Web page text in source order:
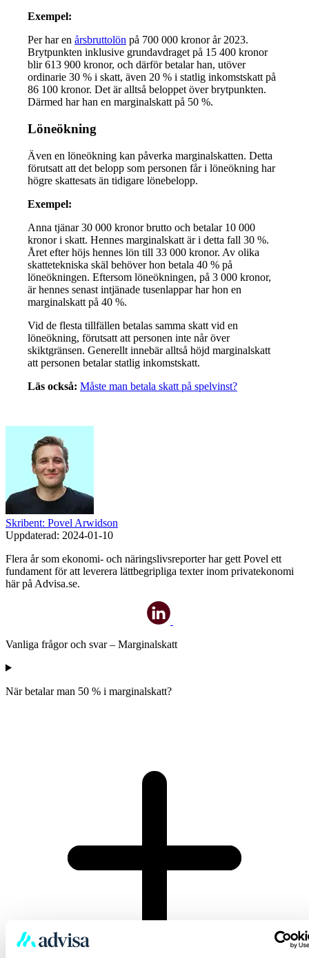
Exempel:
Per har en årsbruttolön på 700 000 kronor år 2023.
Brytpunkten inklusive grundavdraget på 15 400 kronor
blir 613 900 kronor, och därför betalar han, utöver
ordinarie 30 % i skatt, även 20 % i statlig inkomstskatt på
86 100 kronor. Det är alltså beloppet över brytpunkten.
Därmed har han en marginalskatt på 50 %.
Löneökning
Även en löneökning kan påverka marginalskatten. Detta
förutsatt att det belopp som personen får i löneökning har
högre skattesats än tidigare lönebelopp.
Exempel:
Anna tjänar 30 000 kronor brutto och betalar 10 000
kronor i skatt. Hennes marginalskatt är i detta fall 30 %.
Året efter höjs hennes lön till 33 000 kronor. Av olika
skattetekniska skäl behöver hon betala 40 % på
löneökningen. Eftersom löneökningen, på 3 000 kronor,
är hennes senast intjänade tusenlappar har hon en
marginalskatt på 40 %.
Vid de flesta tillfällen betalas samma skatt vid en
löneökning, förutsatt att personen inte når över
skiktgränsen. Generellt innebär alltså höjd marginalskatt
att personen betalar statlig inkomstskatt.
Läs också: Måste man betala skatt på spelvinst?
Skribent: Povel Arwidson
Uppdaterad: 2024-01-10
Flera år som ekonomi- och näringslivsreporter har gett Povel ett
fundament för att leverera lättbegripliga texter inom privatekonomi
här på Advisa.se.
Vanliga frågor och svar – Marginalskatt
När betalar man 50 % i marginalskatt?